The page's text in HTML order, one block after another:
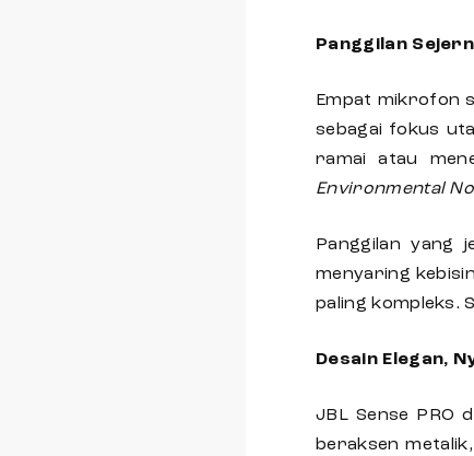
Panggilan
Empat mikrofon
sebagai fokus
ramai atau
Environmental
Panggilan yang
menyaring
paling kompleks.
Desain Elegan,
JBL Sense PRO
beraksen